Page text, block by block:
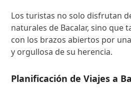
Los turistas no solo disfrutan
naturales de Bacalar, sino que
con los brazos abiertos por
y orgullosa de su herencia.
Planificación de Viajes a